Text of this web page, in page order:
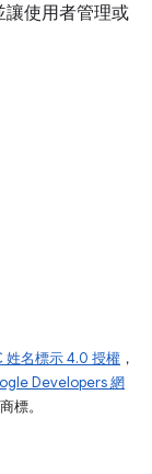
使用者管理或
姓名標示 4.0 授權 ，
Developers 網
標。